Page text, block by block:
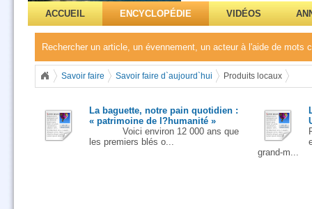
ACCUEIL ENCYCLOPÉDIE VIDÉOS
Rechercher un article, un évennement, un acteur à l'aide de mots
Savoir faire Savoir faire d`aujourd`hui Produits locaux
La baguette, notre pain quotidien :
« patrimoine de l?humanité »
Voici environ 12 000 ans que
les premiers blés o...
grand-m...